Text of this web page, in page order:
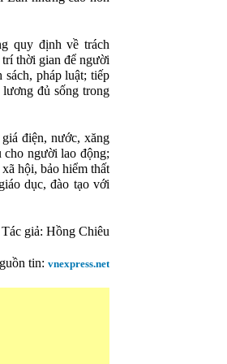
quy định về trách
thời gian để người
pháp luật; tiếp
đủ sống trong
điện, nước, xăng
cho người lao động;
hội, bảo hiểm thất
dục, đào tạo với
Tác giả: Hồng Chiêu
tin: vnexpress.net